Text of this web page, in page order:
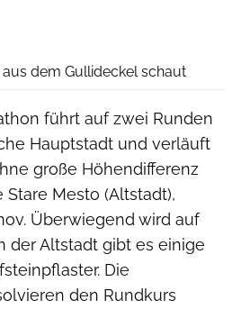
dem Gullideckel schaut
führt auf zwei Runden
Hauptstadt und verläuft
große Höhendifferenz
Mesto (Altstadt),
Überwiegend wird auf
der Altstadt gibt es einige
Die
den Rundkurs